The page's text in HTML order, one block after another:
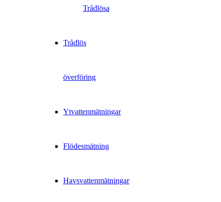
Trådlösa
Trådlös
överföring
Ytvattenmätningar
Flödesmätning
Havsvattenmätningar